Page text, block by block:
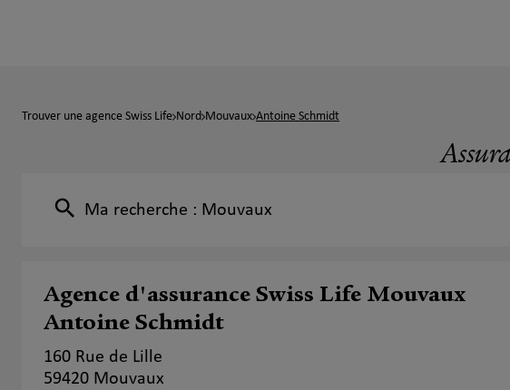
Trouver une agence Swiss Life Nord Mouvaux Antoine Schmidt
Ma recherche : Mouvaux
Agence d'assurance Swiss Life Mouvaux
Antoine Schmidt
160 Rue de Lille
59420 Mouvaux